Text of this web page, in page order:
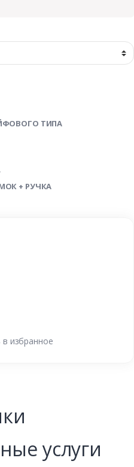
ТИПА
+ РУЧКА
избранное
услуги